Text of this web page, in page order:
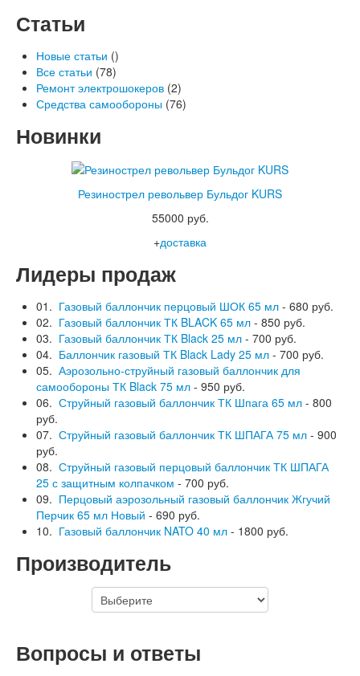
Статьи
Новые статьи ()
Все статьи (78)
Ремонт электрошокеров (2)
Средства самообороны (76)
Новинки
Резинострел револьвер Бульдог KURS
55000 руб.
+доставка
Лидеры продаж
01. Газовый баллончик перцовый ШОК 65 мл - 680 руб.
02. Газовый баллончик ТК BLACK 65 мл - 850 руб.
03. Газовый баллончик ТК Black 25 мл - 700 руб.
04. Баллончик газовый ТК Black Lady 25 мл - 700 руб.
05. Аэрозольно-струйный газовый баллончик для
самообороны ТК Black 75 мл - 950 руб.
06. Струйный газовый баллончик ТК Шпага 65 мл - 800
руб.
07. Струйный газовый баллончик ТК ШПАГА 75 мл - 900
руб.
08. Струйный газовый перцовый баллончик ТК ШПАГА
25 с защитным колпачком - 700 руб.
09. Перцовый аэрозольный газовый баллончик Жгучий
Перчик 65 мл Новый - 690 руб.
10. Газовый баллончик NATO 40 мл - 1800 руб.
Производитель
Вопросы и ответы